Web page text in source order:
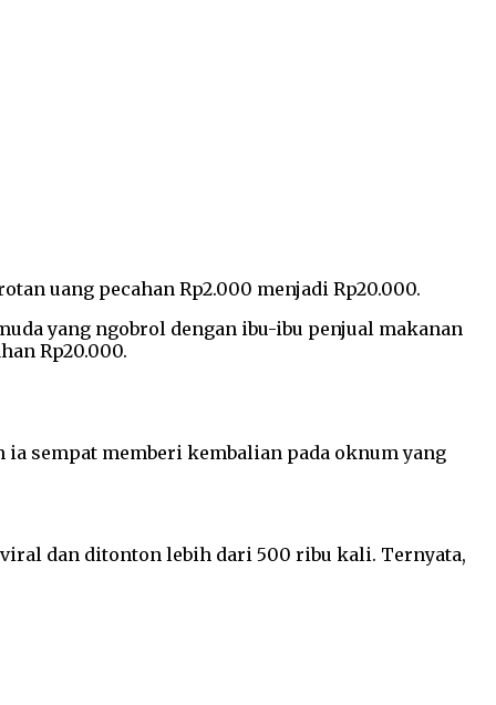
uang pecahan Rp2.000 menjadi Rp20.000.
yang ngobrol dengan ibu-ibu penjual makanan
Rp20.000.
sempat memberi kembalian pada oknum yang
dan ditonton lebih dari 500 ribu kali. Ternyata,